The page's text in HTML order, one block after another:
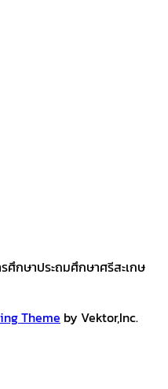
กษาประถมศึกษาศรีสะเกษ
Theme by Vektor,Inc.